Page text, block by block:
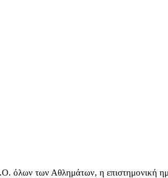
όλων των Αθλημάτων, η επιστημονική